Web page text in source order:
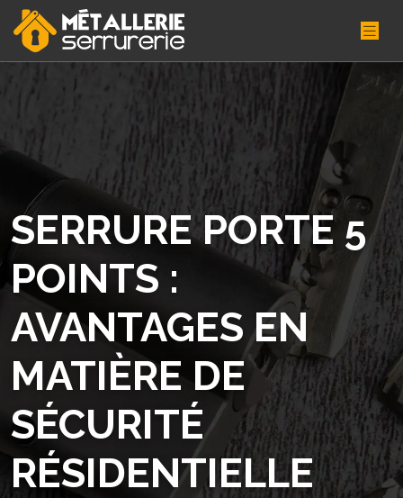
SERRURE PORTE 5
POINTS :
AVANTAGES EN
MATIÈRE DE
SÉCURITÉ
RÉSIDENTIELLE